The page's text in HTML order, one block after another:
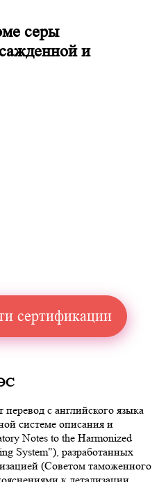
серы
и
сертификации
с английского языка
системе описания и
Notes to the Harmonized
System"), разработанных
(Советом таможенного